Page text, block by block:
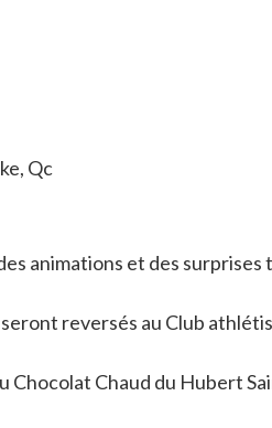
Qc
animations et des surprises
reversés au Club
Chocolat Chaud du Hubert